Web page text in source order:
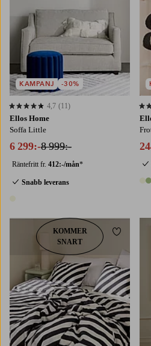
Ellos Home
Soffa Little
6 299:-8 999:-
Räntefritt fr. 412:-/mån*
Snabb leverans
4,7 baserat på 11 st betyg
4,7 (11)
KAMPANJ -30%
3
4,2
KOMMER
SNART
Lägg till